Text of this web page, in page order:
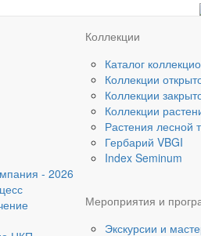
- 2026
Коллекции
Каталог
Коллекции
Коллекции
Коллекции
Растения лесной
Гербарий VBGI
Index Seminum
Мероприятия и
Экскурсии и